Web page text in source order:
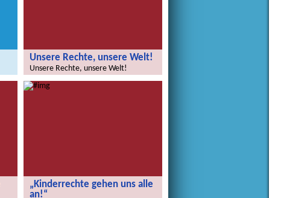
Unsere Rechte, unsere Welt!
Unsere Rechte, unsere Welt!
„Kinderrechte gehen uns alle
an!“